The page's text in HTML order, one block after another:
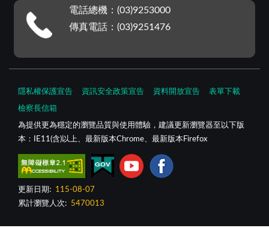
電話總機：(03)9253000
傳真電話：(03)9251476
隱私權保護宣告 資訊安全政策宣告 資料開放宣告 表單下載
檢察長信箱
為提供更為穩定的瀏覽品質與使用體驗，建議更新瀏覽器至以下版
本：IE11(含)以上、最新版本Chrome、最新版本Firefox
更新日期:
115-08-07
累計瀏覽人次:
5470013